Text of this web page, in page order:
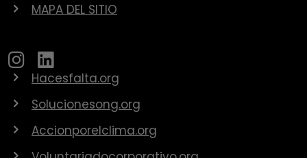
MAPA DEL SITIO
Hacesfalta.org
Solucionesong.org
Accionporelclima.org